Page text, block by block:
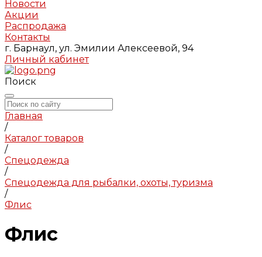
Новости
Акции
Распродажа
Контакты
г. Барнаул, ул. Эмилии Алексеевой, 94
Личный кабинет
Поиск
Главная
/
Каталог товаров
/
Спецодежда
/
Спецодежда для рыбалки, охоты, туризма
/
Флис
Флис